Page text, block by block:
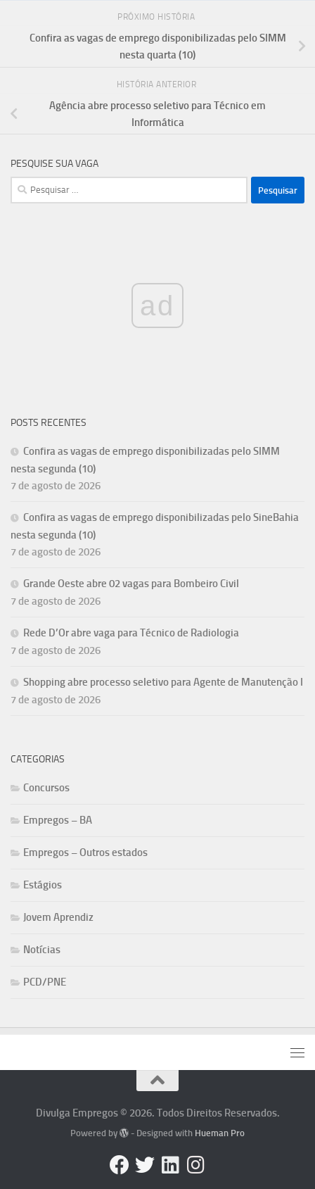
PRÓXIMO HISTÓRIA
Confira as vagas de emprego disponibilizadas pelo SIMM
nesta quarta (10)
HISTÓRIA ANTERIOR
Agência abre processo seletivo para Técnico em
Informática
PESQUISE SUA VAGA
Pesquisar
por:
ad
POSTS RECENTES
Confira as vagas de emprego disponibilizadas pelo SIMM
nesta segunda (10)
7 de agosto de 2026
Confira as vagas de emprego disponibilizadas pelo SineBahia
nesta segunda (10)
7 de agosto de 2026
Grande Oeste abre 02 vagas para Bombeiro Civil
7 de agosto de 2026
Rede D’Or abre vaga para Técnico de Radiologia
7 de agosto de 2026
Shopping abre processo seletivo para Agente de Manutenção I
7 de agosto de 2026
CATEGORIAS
Concursos
Empregos – BA
Empregos – Outros estados
Estágios
Jovem Aprendiz
Notícias
PCD/PNE
Divulga Empregos © 2026. Todos Direitos Reservados.
Powered by - Designed with Hueman Pro